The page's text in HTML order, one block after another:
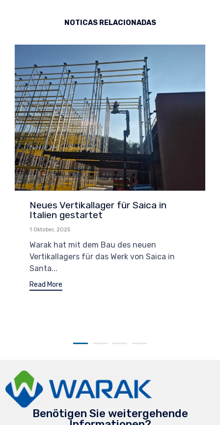
NOTICAS RELACIONADAS
Neues Vertikallager für Saica in
Italien gestartet
1 Oktober, 2025
Warak hat mit dem Bau des neuen
Vertikallagers für das Werk von Saica in
Santa...
Read More
Benötigen Sie weitergehende